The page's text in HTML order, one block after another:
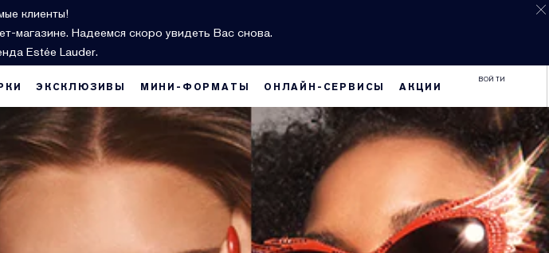
клиенты!
магазине. Надеемся скоро увидеть Вас снова.
Estée Lauder.
ВОЙТИ
ЭКСКЛЮЗИВЫ МИНИ-ФОРМАТЫ ОНЛАЙН-СЕРВИСЫ АКЦИИ